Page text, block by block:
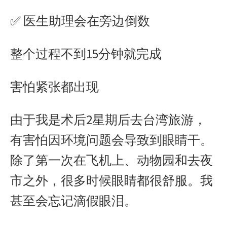
✅ 医生助理会在旁边倒数
整个过程不到15分钟就完成
害怕紧张都出现
由于我是术后2星期后去台湾旅游，
有害怕因环境问题会导致到眼睛干。
除了第一次在飞机上、动物园和去夜
市之外，很多时候眼睛都很舒服。我
甚至会忘记滴假眼泪。